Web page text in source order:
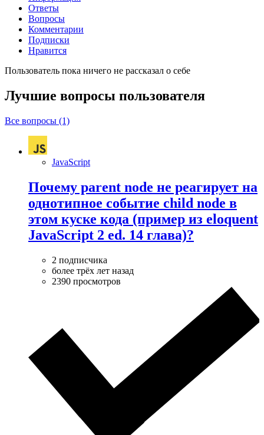
Ответы
Вопросы
Комментарии
Подписки
Нравится
Пользователь пока ничего не рассказал о себе
Лучшие вопросы пользователя
Все вопросы (1)
JavaScript
Почему parent node не реагирует на
однотипное событие child node в
этом куске кода (пример из eloquent
JavaScript 2 ed. 14 глава)?
2 подписчика
более трёх лет назад
2390 просмотров